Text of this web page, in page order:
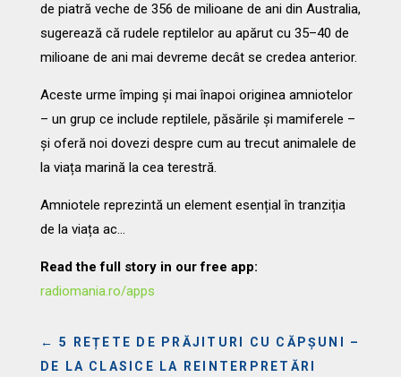
de piatră veche de 356 de milioane de ani din Australia,
sugerează că rudele reptilelor au apărut cu 35–40 de
milioane de ani mai devreme decât se credea anterior.
Aceste urme împing și mai înapoi originea amniotelor
– un grup ce include reptilele, păsările și mamiferele –
și oferă noi dovezi despre cum au trecut animalele de
la viața marină la cea terestră.
Amniotele reprezintă un element esențial în tranziția
de la viața ac…
Read the full story in our free app:
radiomania.ro/apps
←5 REȚETE DE PRĂJITURI CU CĂPȘUNI –
DE LA CLASICE LA REINTERPRETĂRI